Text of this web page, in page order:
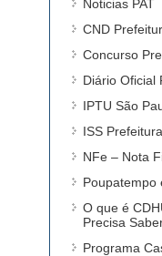
Noticias PAT
CND
Concurso
Diário Oficial
IPTU São
ISS
NFe – Nota
Poupatempo
O que é
Precisa
Programa